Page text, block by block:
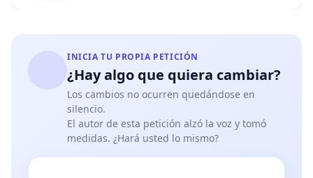
INICIA TU PROPIA PETICIÓN
¿Hay algo que quiera cambiar?
Los cambios no ocurren quedándose en
silencio.
El autor de esta petición alzó la voz y tomó
medidas. ¿Hará usted lo mismo?